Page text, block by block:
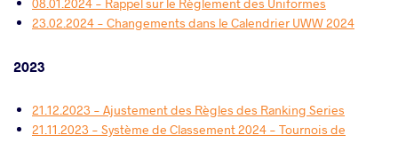
23.02.2024 - Changements dans le Calendrier UWW 2024
2023
21.12.2023 - Ajustement des Règles des Ranking Series
21.11.2023 - Système de Classement 2024 - Tournois de